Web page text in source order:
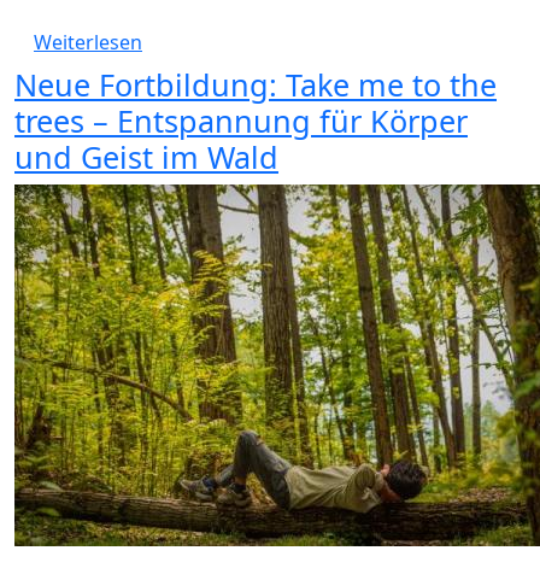
Weiterlesen
Neue Fortbildung: Take me to the
trees – Entspannung für Körper
und Geist im Wald